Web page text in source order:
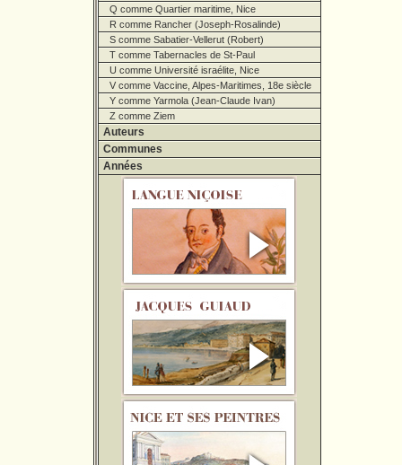
Q comme Quartier maritime, Nice
R comme Rancher (Joseph-Rosalinde)
S comme Sabatier-Vellerut (Robert)
T comme Tabernacles de St-Paul
U comme Université israélite, Nice
V comme Vaccine, Alpes-Maritimes, 18e siècle
Y comme Yarmola (Jean-Claude Ivan)
Z comme Ziem
Auteurs
Communes
Années